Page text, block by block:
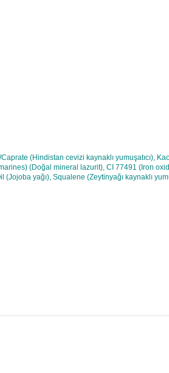
(Hindistan cevizi kaynaklı yumuşatıcı),
(Doğal mineral lazurit), CI 77491 (Iron
yağı), Squalene (Zeytinyağı kaynaklı